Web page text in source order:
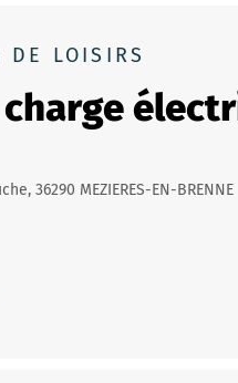
DE LOISIRS
36290 MEZIERES-EN-BRENNE